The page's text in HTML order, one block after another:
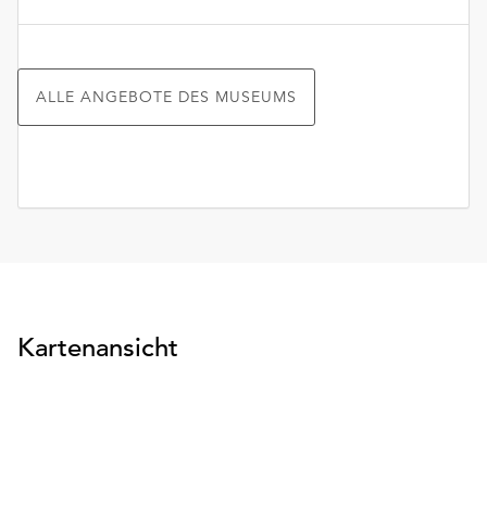
ALLE ANGEBOTE DES MUSEUMS
Kartenansicht